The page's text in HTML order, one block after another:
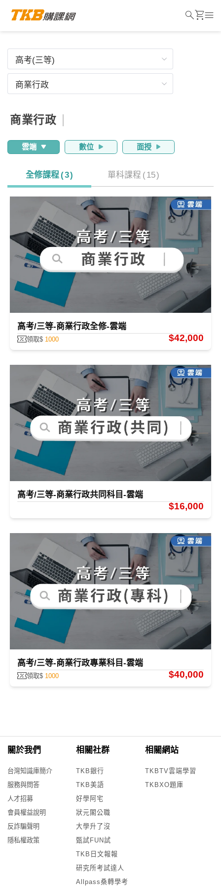
商業行政
雲端 數位 面授
全修課程(3) 單科課程 ( 15)
高考/三等-商業行政全修-雲端
領取$ 1000 $42,000
高考/三等-商業行政共同科目-雲端
$16,000
高考/三等-商業行政專業科目-雲端
領取$ 1000 $40,000
目前無“數位學堂”全修課程，您可點選全修課程看更多！！
關於我們
台灣知識庫簡介
服務與問答
人才招募
會員權益說明
反詐騙聲明
隱私權政策
相關社群
TKB銀行
TKB美語
好學阿宅
狀元閣公職
大學升了沒
甄試FUN試
TKB日文報報
研究所考試達人
Allpass桑轉學考
相關網站
TKBTV雲端學習
TKBXO題庫
searchshopping_cartmenu